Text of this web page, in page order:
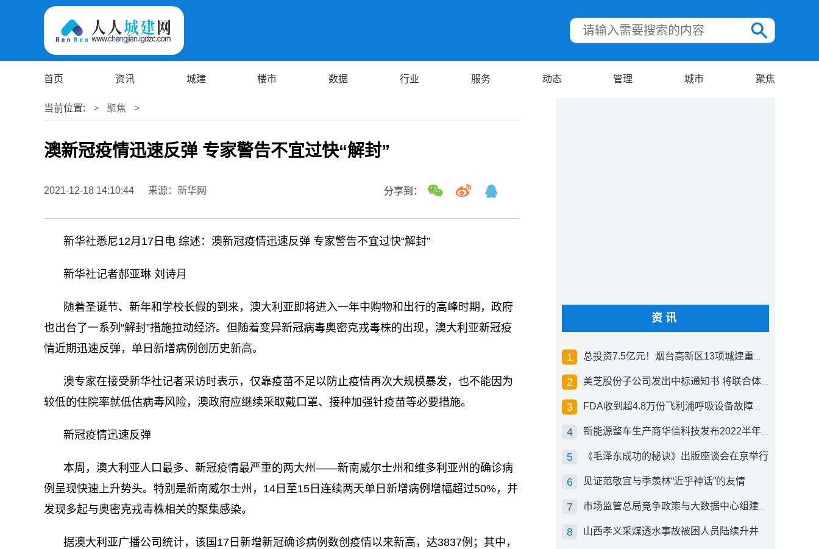
首页 资讯 城建 楼市 数据 行业 服务 动态 管理 城市 聚焦
当前位置: > 聚焦 >
澳新冠疫情迅速反弹 专家警告不宜过快“解封”
2021-12-18 14:10:44 来源：新华网 分享到：
新华社悉尼12月17日电 综述：澳新冠疫情迅速反弹 专家警告不宜过快“解封”
新华社记者郝亚琳 刘诗月
随着圣诞节、新年和学校长假的到来，澳大利亚即将进入一年中购物和出行的高峰时期，政府
也出台了一系列“解封”措施拉动经济。但随着变异新冠病毒奥密克戎毒株的出现，澳大利亚新冠疫
情近期迅速反弹，单日新增病例创历史新高。
澳专家在接受新华社记者采访时表示，仅靠疫苗不足以防止疫情再次大规模暴发，也不能因为
较低的住院率就低估病毒风险，澳政府应继续采取戴口罩、接种加强针疫苗等必要措施。
新冠疫情迅速反弹
本周，澳大利亚人口最多、新冠疫情最严重的两大州——新南威尔士州和维多利亚州的确诊病
例呈现快速上升势头。特别是新南威尔士州，14日至15日连续两天单日新增病例增幅超过50%，并
发现多起与奥密克戎毒株相关的聚集感染。
据澳大利亚广播公司统计，该国17日新增新冠确诊病例数创疫情以来新高，达3837例；其中，
资讯
总投资7.5亿元！烟台高新区13项城建重点工程开工
美芝股份子公司发出中标通知书 将联合体中标1.36亿元总承包项目
FDA收到超4.8万份飞利浦呼吸设备故障报告 其中44份死亡案例
新能源整车生产商华信科技发布2022半年度报告 同比下滑2.92%
《毛泽东成功的秘诀》出版座谈会在京举行
见证范敬宜与季羡林“近乎神话”的友情
市场监管总局竞争政策与大数据中心组建成立
山西孝义采煤透水事故被困人员陆续升井